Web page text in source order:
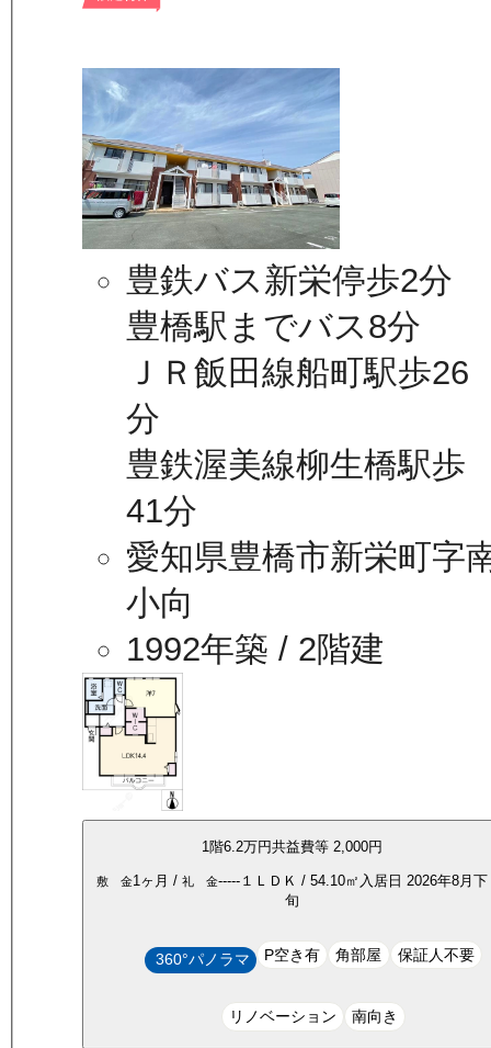
豊鉄バス新栄停歩2分
豊橋駅までバス8分
ＪＲ飯田線船町駅歩26
分
豊鉄渥美線柳生橋駅歩
41分
愛知県豊橋市新栄町字
小向
1992年築 / 2階建
1 階6.2万円共益費等 2,000円
敷 金1ヶ月 / 礼 金-----１ＬＤＫ / 54.10㎡ 入居日 2026年8月下
旬
360°パノラマ P空き有 角部屋 保証人不要
リノベーション 南向き